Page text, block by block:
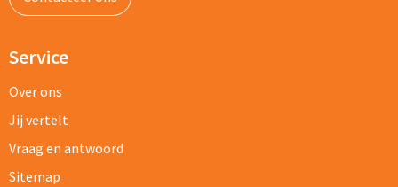
Service
Over ons
Jij vertelt
Vraag en antwoord
Sitemap